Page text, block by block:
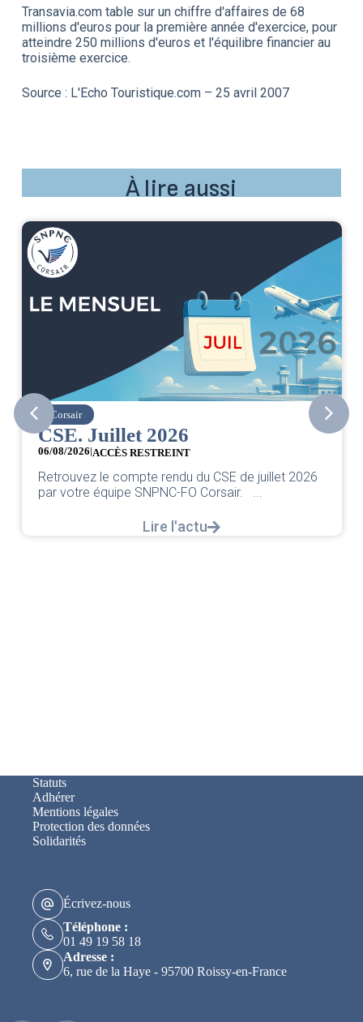
Transavia.com table sur un chiffre d'affaires de 68
millions d'euros pour la première année d'exercice, pour
atteindre 250 millions d'euros et l'équilibre financier au
troisième exercice.
Source : L'Echo Touristique.com – 25 avril 2007
À lire aussi
Corsair
CSE. Juillet 2026
06/08/2026|ACCÈS RESTREINT
Retrouvez le compte rendu du CSE de juillet 2026
par votre équipe SNPNC-FO Corsair. ...
Lire l'actu
Statuts
Adhérer
Mentions légales
Protection des données
Solidarités
Écrivez-nous
Téléphone :
01 49 19 58 18
Adresse :
6, rue de la Haye - 95700 Roissy-en-France